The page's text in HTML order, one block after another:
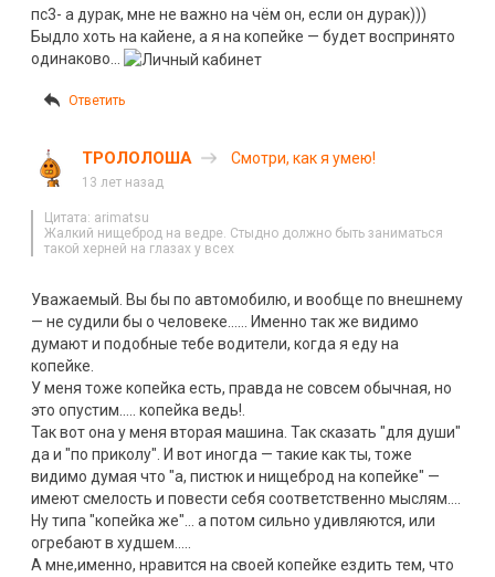
пс3- а дурак, мне не важно на чём он, если он дурак)))
Быдло хоть на кайене, а я на копейке — будет воспринято
одинаково…
Ответить
ТРОЛОЛОША Смотри, как я умею!
13 лет назад
Цитата: arimatsu
Жалкий нищеброд на ведре. Стыдно должно быть заниматься
такой херней на глазах у всех
Уважаемый. Вы бы по автомобилю, и вообще по внешнему
— не судили бы о человеке…… Именно так же видимо
думают и подобные тебе водители, когда я еду на
копейке.
У меня тоже копейка есть, правда не совсем обычная, но
это опустим….. копейка ведь!.
Так вот она у меня вторая машина. Так сказать "для души"
да и "по приколу". И вот иногда — такие как ты, тоже
видимо думая что "а, пистюк и нищеброд на копейке" —
имеют смелость и повести себя соответственно мыслям….
Ну типа "копейка же"… а потом сильно удивляются, или
огребают в худшем…..
А мне,именно, нравится на своей копейке ездить тем, что